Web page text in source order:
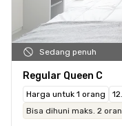
Sedang penuh
Regular Queen C
Harga untuk 1 orang
Bisa dihuni maks. 2